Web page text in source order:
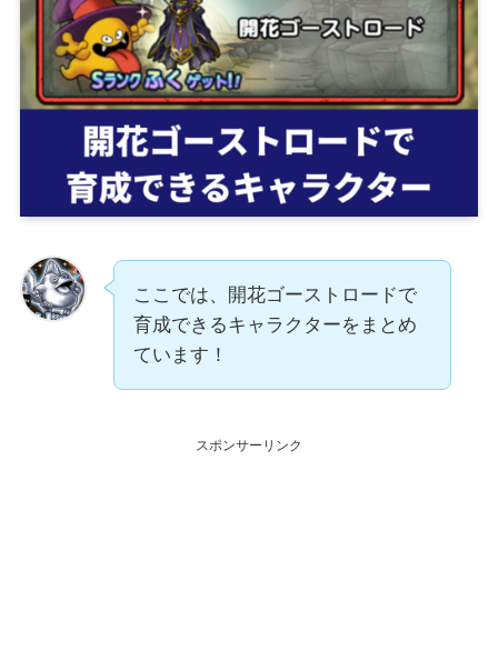
ここでは、開花ゴーストロードで
育成できるキャラクターをまとめ
ています！
スポンサーリンク